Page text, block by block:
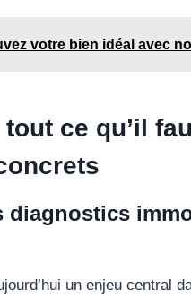
votre bien idéal avec
ce qu’il
un enjeu central